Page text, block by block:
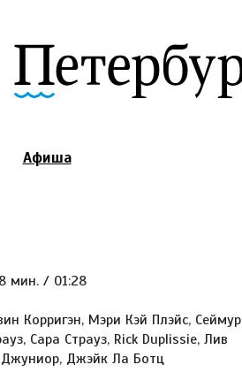
Афиша
мин. / 01:28
Корригэн, Мэри Кэй Плэйс, Сеймур
Сара Страуз, Rick Duplissie, Лив
Джэйк Ла Ботц